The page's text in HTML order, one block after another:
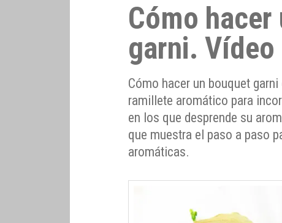
Cómo
garni. Vídeo
Cómo hacer un bouquet
ramillete aromático para
en los que desprende su
que muestra el paso a paso
aromáticas.